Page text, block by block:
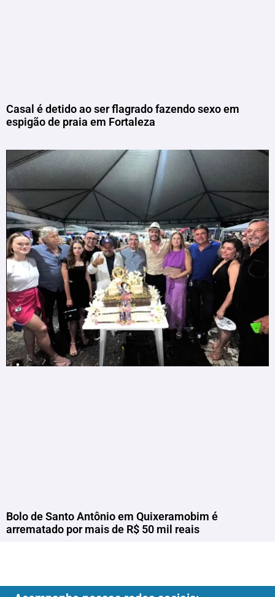
Casal é detido ao ser flagrado fazendo sexo em
espigão de praia em Fortaleza
Bolo de Santo Antônio em Quixeramobim é
arrematado por mais de R$ 50 mil reais